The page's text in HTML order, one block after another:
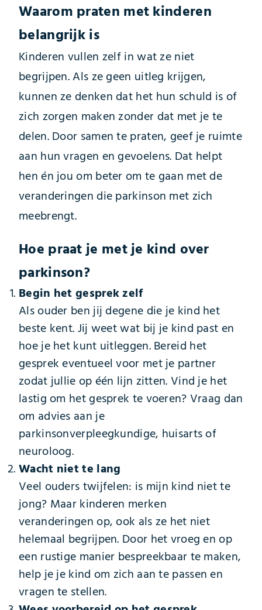
Waarom praten met kinderen
belangrijk is
Kinderen vullen zelf in wat ze niet
begrijpen. Als ze geen uitleg krijgen,
kunnen ze denken dat het hun schuld is of
zich zorgen maken zonder dat met je te
delen. Door samen te praten, geef je ruimte
aan hun vragen en gevoelens. Dat helpt
hen én jou om beter om te gaan met de
veranderingen die parkinson met zich
meebrengt.
Hoe praat je met je kind over
parkinson?
Begin het gesprek zelf
Als ouder ben jij degene die je kind het
beste kent. Jij weet wat bij je kind past en
hoe je het kunt uitleggen. Bereid het
gesprek eventueel voor met je partner
zodat jullie op één lijn zitten. Vind je het
lastig om het gesprek te voeren? Vraag dan
om advies aan je
parkinsonverpleegkundige, huisarts of
neuroloog.
Wacht niet te lang
Veel ouders twijfelen: is mijn kind niet te
jong? Maar kinderen merken
veranderingen op, ook als ze het niet
helemaal begrijpen. Door het vroeg en op
een rustige manier bespreekbaar te maken,
help je je kind om zich aan te passen en
vragen te stellen.